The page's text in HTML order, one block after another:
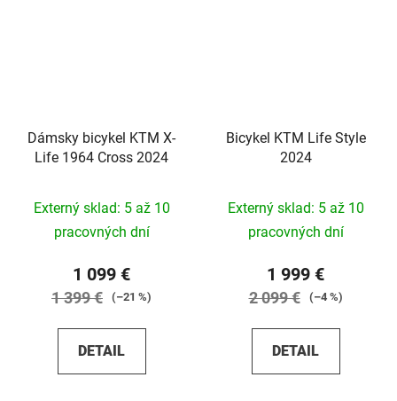
Dámsky bicykel KTM X-
Life 1964 Cross 2024
Externý sklad: 5 až 10
pracovných dní
1 099 €
1 399 € (–21 %)
DETAIL
Bicykel KTM Life Style
2024
Externý sklad: 5 až 10
pracovných dní
1 999 €
2 099 € (–4 %)
DETAIL